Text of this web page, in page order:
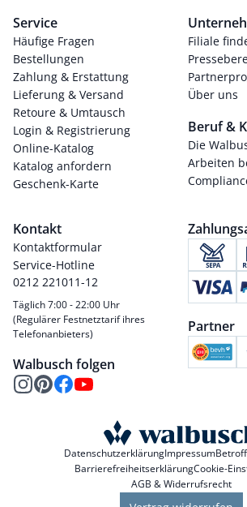
Service
Häufige Fragen
Bestellungen
Zahlung & Erstattung
Lieferung & Versand
Retoure & Umtausch
Login & Registrierung
Online-Katalog
Katalog anfordern
Geschenk-Karte
Filiale
Über uns
Beruf &
Die
Arbeiten
Kontakt
Kontaktformular
Service-Hotline
0212 221011-12
Täglich 7:00 - 22:00 Uhr
(Regulärer Festnetztarif ihres
Telefonanbieters)
Walbusch folgen
Partner
DatenschutzerklärungImpressum
BarrierefreiheitserklärungCookie-
AGB & Widerrufsrecht